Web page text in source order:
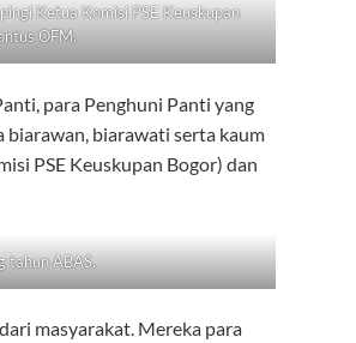
Ketua Komisi PSE Keuskupan
OFM.
para Penghuni Panti yang
biarawan, biarawati serta kaum
PSE Keuskupan Bogor) dan
tahun ABAS.
masyarakat. Mereka para